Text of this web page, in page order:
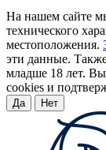
На нашем сайте
технического
местоположения.
эти данные.
младше 18 лет. Вы
cookies и
Да Нет